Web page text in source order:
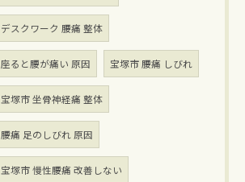
デスクワーク 腰痛 整体
座ると腰が痛い 原因 宝塚市 腰痛 しびれ
宝塚市 坐骨神経痛 整体
腰痛 足のしびれ 原因
宝塚市 慢性腰痛 改善しない